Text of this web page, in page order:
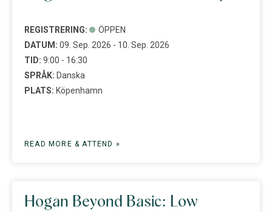
REGISTRERING:
ÖPPEN
DATUM: 09. Sep. 2026 - 10. Sep. 2026
TID: 9:00 - 16:30
SPRÅK: Danska
PLATS: Köpenhamn
READ MORE & ATTEND »
Hogan Beyond Basic: Low